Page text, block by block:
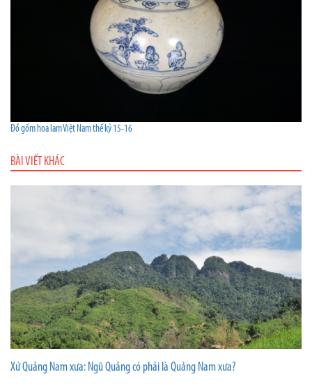
Đồ gốm hoa lam Việt Nam thế kỷ 15-16
BÀI VIẾT KHÁC
Xứ Quảng Nam xưa: Ngũ Quảng có phải là Quảng Nam xưa?